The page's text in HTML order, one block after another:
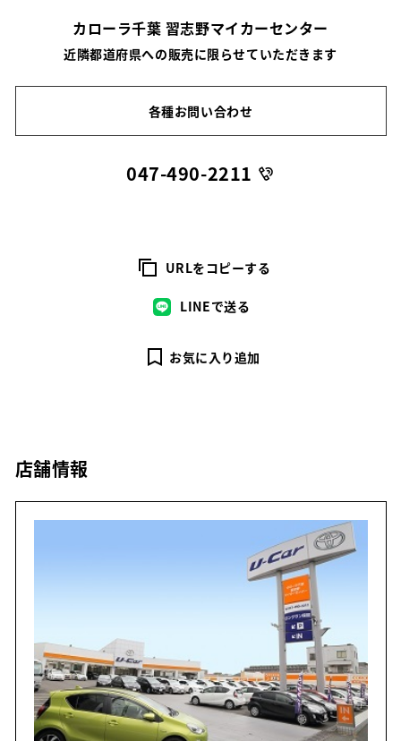
カローラ千葉 習志野マイカーセンター
近隣都道府県への販売に限らせていただきます
各種お問い合わせ
047-490-2211
URLをコピーする
LINEで送る
お気に入り追加
店舗情報